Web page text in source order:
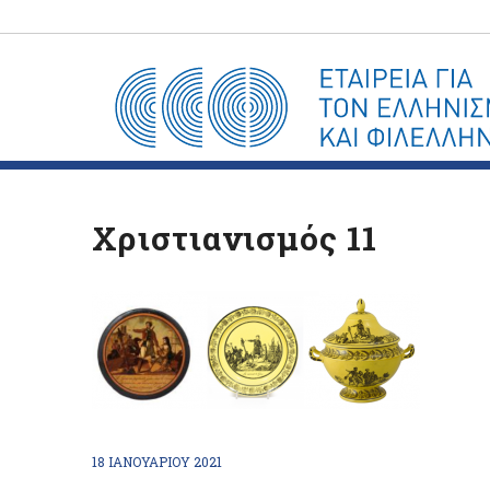
Χριστιανισμός 11
18 ΙΑΝΟΥΑΡΊΟΥ 2021